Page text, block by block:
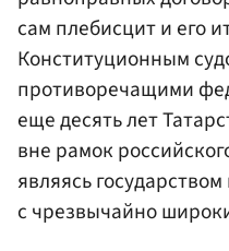
сам плебисцит и его
Конституционным
противоречащими
еще десять лет
вне рамок
являясь государством
с чрезвычайно